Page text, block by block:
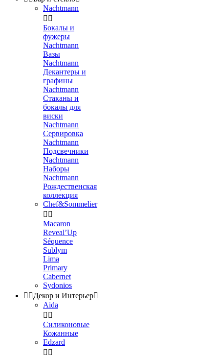
Nachtmann
 
Бокалы и
фужеры
Nachtmann
Вазы
Nachtmann
Декантеры и
графины
Nachtmann
Стаканы и
бокалы для
виски
Nachtmann
Сервировка
Nachtmann
Подсвечники
Nachtmann
Наборы
Nachtmann
Рождественская
коллекция
Chef&Sommelier
 
Macaron
Reveal’Up
Séquence
Sublym
Lima
Primary
Cabernet
Sydonios
 Декор и Интерьер
Aida
 
Силиконовые
Кожанные
Edzard
 